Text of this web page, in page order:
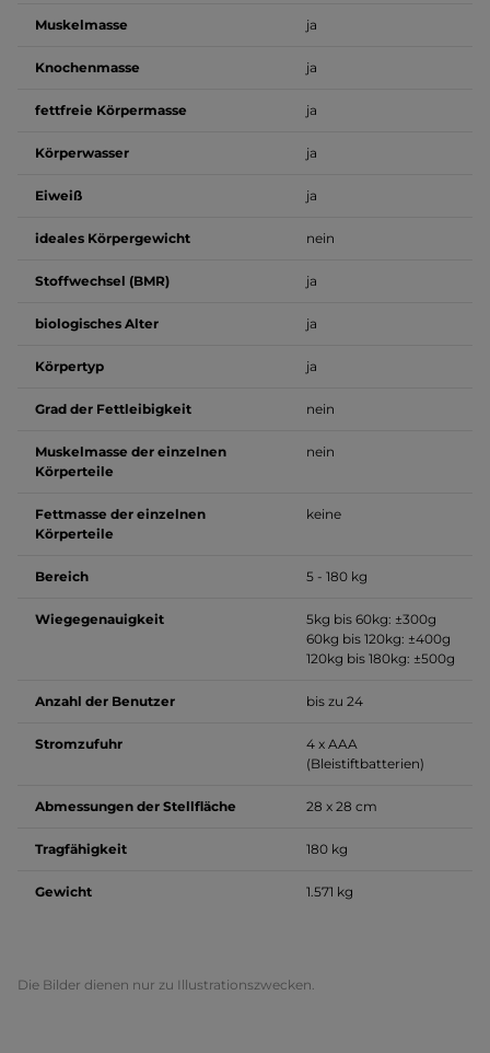
Muskelmasse ja
Knochenmasse ja
fettfreie Körpermasse ja
Körperwasser ja
Eiweiß ja
ideales Körpergewicht nein
Stoffwechsel (BMR) ja
biologisches Alter ja
Körpertyp ja
Grad der Fettleibigkeit nein
Muskelmasse der einzelnen
Körperteile
nein
Fettmasse der einzelnen
Körperteile
keine
Bereich 5 - 180 kg
Wiegegenauigkeit
5kg bis 60kg: ±300g
60kg bis 120kg: ±400g
120kg bis 180kg: ±500g
Anzahl der Benutzer bis zu 24
Stromzufuhr
4 x AAA
(Bleistiftbatterien)
Abmessungen der Stellfläche 28 x 28 cm
Tragfähigkeit 180 kg
Gewicht 1.571 kg
Die Bilder dienen nur zu Illustrationszwecken.